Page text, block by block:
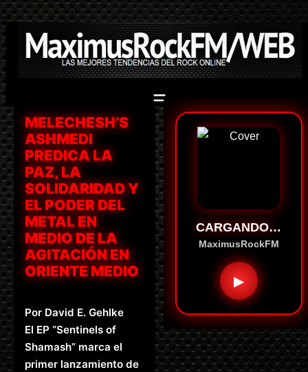
Saltar
contenido
MELECHESH’S
ASHMEDI
PREDICA LA
PAZ, LA
SOLIDARIDAD Y
EL PODER DEL
METAL EN
MEDIO DE LA
AGITACIÓN EN
ORIENTE MEDIO
Por David E. Gehlke
El EP “Sentinels of
Shamash” marca el
primer lanzamiento de
CARGANDO…
MaximusRockFM
▶